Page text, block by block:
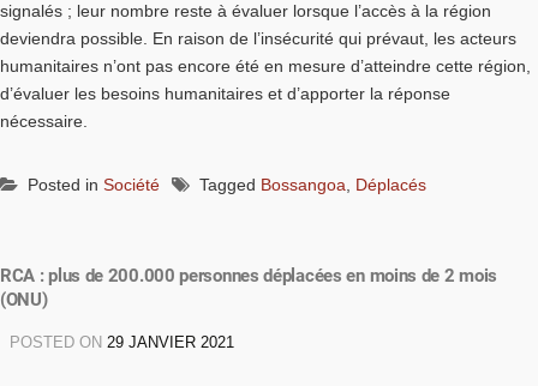
signalés ; leur nombre reste à évaluer lorsque l’accès à la région
deviendra possible. En raison de l’insécurité qui prévaut, les acteurs
humanitaires n’ont pas encore été en mesure d’atteindre cette région,
d’évaluer les besoins humanitaires et d’apporter la réponse
nécessaire.
Posted in Société Tagged Bossangoa, Déplacés
RCA : plus de 200.000 personnes déplacées en moins de 2 mois
(ONU)
POSTED ON 29 JANVIER 2021